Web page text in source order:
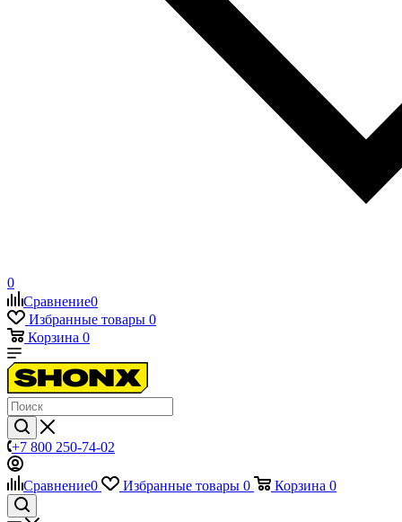
0
Сравнение0
Избранные товары 0
Корзина 0
+7 800 250-74-02
Сравнение0 Избранные товары 0 Корзина 0